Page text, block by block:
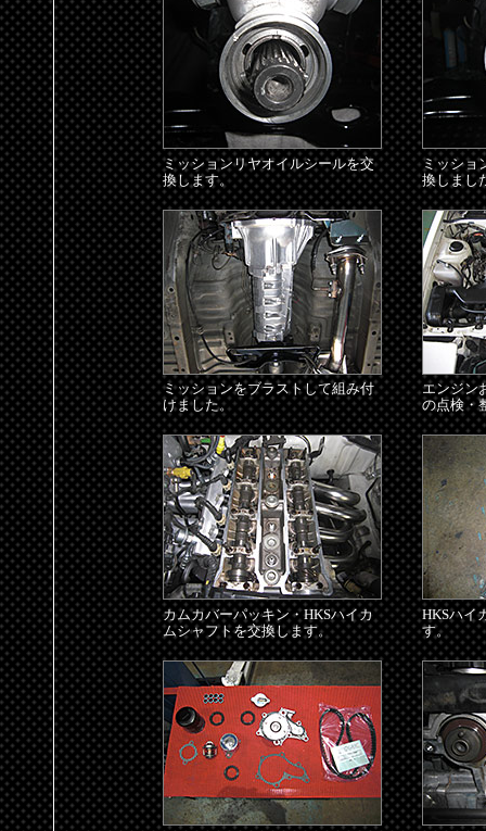
ミッションリヤオイルシールを交
換します。
ミッショ
換しまし
ミッションをブラストして組み付
けました。
エンジン
の点検・
カムカバーパッキン・HKSハイカ
ムシャフトを交換します。
HKSハイ
す。